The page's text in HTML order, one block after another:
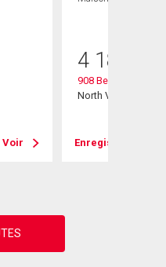
Voir
4 188
908 Beaconsfield
North Vancouver,
Enregistrer